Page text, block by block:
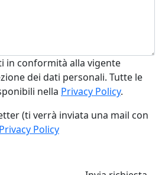
in conformità alla vigente
dei dati personali. Tutte le
nella Privacy Policy.
(ti verrà inviata una mail con
Privacy Policy